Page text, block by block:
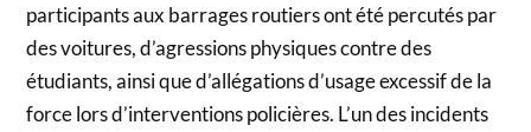
participants aux barrages routiers ont été percutés par
des voitures, d’agressions physiques contre des
étudiants, ainsi que d’allégations d’usage excessif de la
force lors d’interventions policières. L’un des incidents